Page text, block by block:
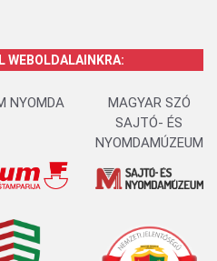
WEBOLDALAINKRA:
NYOMDA
MAGYAR SZÓ
SAJTÓ- ÉS
NYOMDAMÚZEUM